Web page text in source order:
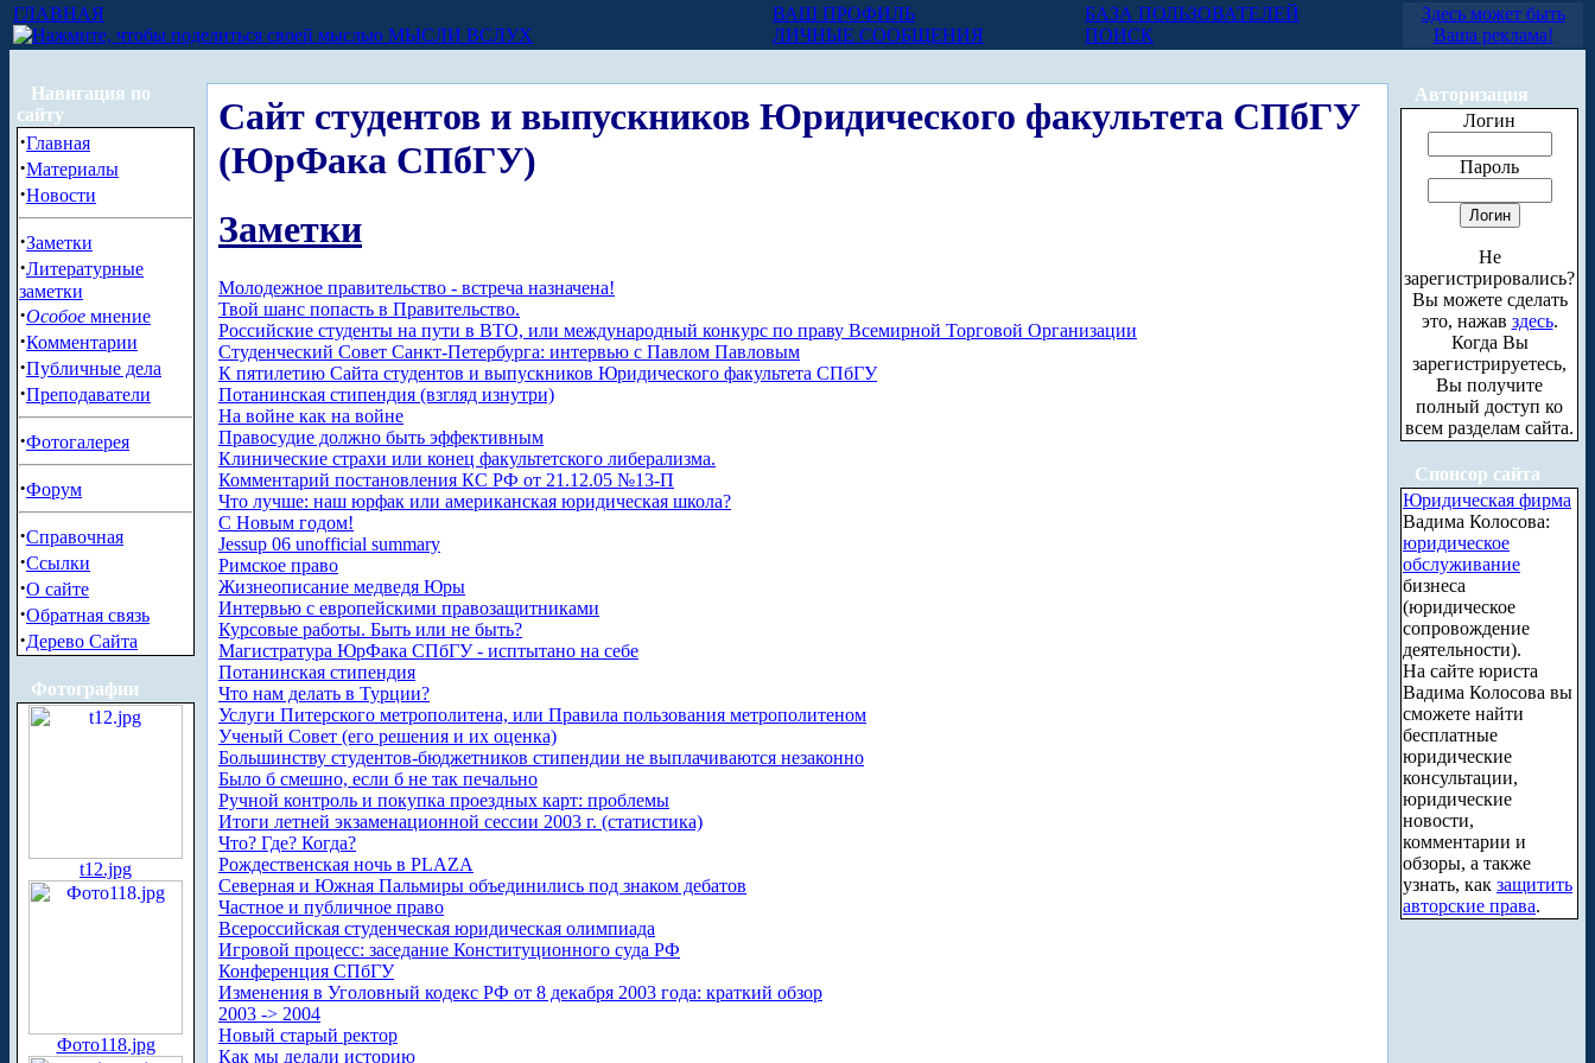
ГЛАВНАЯ
МЫСЛИ ВСЛУХ
ВАШ ПРОФИЛЬ
ЛИЧНЫЕ СООБЩЕНИЯ
БАЗА ПОЛЬЗОВАТЕЛЕЙ
ПОИСК
Здесь может быть
Ваша реклама!
Навигация по
сайту
·Главная
·Материалы
·Новости
·Заметки
·Литературные
заметки
·Особое мнение
·Комментарии
·Публичные дела
·Преподаватели
·Фотогалерея
·Форум
·Справочная
·Ссылки
·О сайте
·Обратная связь
·Дерево Сайта
Фотографии
t12.jpg
Фото118.jpg
Сайт студентов и выпускников Юридического факультета СПбГУ
(ЮрФака СПбГУ)
Заметки
Молодежное правительство - встреча назначена!
Твой шанс попасть в Правительство.
Российские студенты на пути в ВТО, или международный конкурс по праву Всемирной Торговой Организации
Студенческий Совет Санкт-Петербурга: интервью с Павлом Павловым
К пятилетию Сайта студентов и выпускников Юридического факультета СПбГУ
Потанинская стипендия (взгляд изнутри)
На войне как на войне
Правосудие должно быть эффективным
Клинические страхи или конец факультетского либерализма.
Комментарий постановления КС РФ от 21.12.05 №13-П
Что лучше: наш юрфак или американская юридическая школа?
С Новым годом!
Jessup 06 unofficial summary
Римское право
Жизнеописание медведя Юры
Интервью с европейскими правозащитниками
Курсовые работы. Быть или не быть?
Магистратура ЮрФака СПбГУ - исптытано на себе
Потанинская стипендия
Что нам делать в Турции?
Услуги Питерского метрополитена, или Правила пользования метрополитеном
Ученый Совет (его решения и их оценка)
Большинству студентов-бюджетников стипендии не выплачиваются незаконно
Было б смешно, если б не так печально
Ручной контроль и покупка проездных карт: проблемы
Итоги летней экзаменационной сессии 2003 г. (статистика)
Что? Где? Когда?
Рождественская ночь в PLAZA
Северная и Южная Пальмиры объединились под знаком дебатов
Частное и публичное право
Всероссийская студенческая юридическая олимпиада
Игровой процесс: заседание Конституционного суда РФ
Конференция СПбГУ
Изменения в Уголовный кодекс РФ от 8 декабря 2003 года: краткий обзор
2003 -> 2004
Новый старый ректор
Как мы делали историю
Авторизация
Логин
Пароль
Не
зарегистрировались?
Вы можете сделать
это, нажав здесь.
Когда Вы
зарегистрируетесь,
Вы получите
полный доступ ко
всем разделам сайта.
Спонсор сайта
Юридическая фирма
Вадима Колосова:
юридическое
обслуживание
бизнеса
(юридическое
сопровождение
деятельности).
На сайте юриста
Вадима Колосова вы
сможете найти
бесплатные
юридические
консультации,
юридические
новости,
комментарии и
обзоры, а также
узнать, как защитить
авторские права.